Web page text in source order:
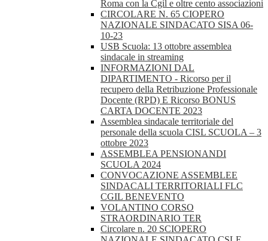
Roma con la Cgil e oltre cento associazioni
CIRCOLARE N. 65 CIOPERO
NAZIONALE SINDACATO SISA 06-
10-23
USB Scuola: 13 ottobre assemblea
sindacale in streaming
INFORMAZIONI DAL
DIPARTIMENTO - Ricorso per il
recupero della Retribuzione Professionale
Docente (RPD) E Ricorso BONUS
CARTA DOCENTE 2023
Assemblea sindacale territoriale del
personale della scuola CISL SCUOLA – 3
ottobre 2023
ASSEMBLEA PENSIONANDI
SCUOLA 2024
CONVOCAZIONE ASSEMBLEE
SINDACALI TERRITORIALI FLC
CGIL BENEVENTO
VOLANTINO CORSO
STRAORDINARIO TER
Circolare n. 20 SCIOPERO